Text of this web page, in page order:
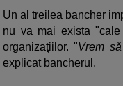
Un al treilea bancher
nu va mai exista
organizaţiilor. "Vrem
explicat bancherul.